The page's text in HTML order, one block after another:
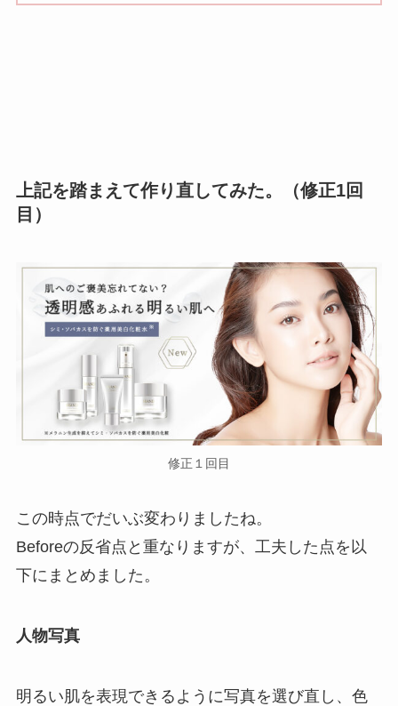
上記を踏まえて作り直してみた。（修正1回
目）
修正１回目
この時点でだいぶ変わりましたね。
Beforeの反省点と重なりますが、工夫した点を以
下にまとめました。
人物写真
明るい肌を表現できるように写真を選び直し、色